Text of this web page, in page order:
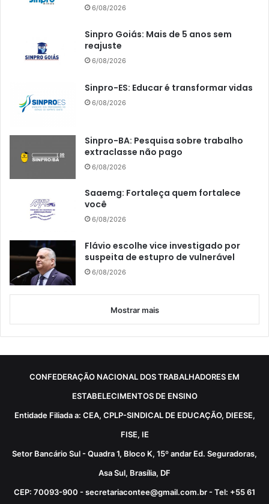
6/08/2026
Sinpro Goiás: Mais de 5 anos sem
reajuste
6/08/2026
Sinpro-ES: Educar é transformar vidas
6/08/2026
Sinpro-BA: Pesquisa sobre trabalho
extraclasse não pago
6/08/2026
Saaemg: Fortaleça quem fortalece
você
6/08/2026
Flávio escolhe vice investigado por
suspeita de estupro de vulnerável
6/08/2026
Mostrar mais
CONFEDERAÇÃO NACIONAL DOS TRABALHADORES EM
ESTABELECIMENTOS DE ENSINO
Entidade Filiada a: CEA, CPLP-SINDICAL DE EDUCAÇÃO, DIEESE,
FISE, IE
Setor Bancário Sul - Quadra 1, Bloco K, 15º andar Ed. Seguradoras,
Asa Sul, Brasília, DF
CEP: 70093-900 - secretariacontee@gmail.com.br - Tel: +55 61